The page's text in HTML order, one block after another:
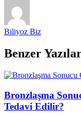
Biliyoz Biz
Benzer
Bronzlaşma
Tedavi Edilir?